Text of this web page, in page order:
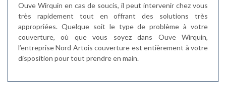
Ouve Wirquin en cas de soucis, il peut intervenir chez vous
très rapidement tout en offrant des solutions très
appropriées. Quelque soit le type de problème à votre
couverture, où que vous soyez dans Ouve Wirquin,
l’entreprise Nord Artois couverture est entièrement à votre
disposition pour tout prendre en main.